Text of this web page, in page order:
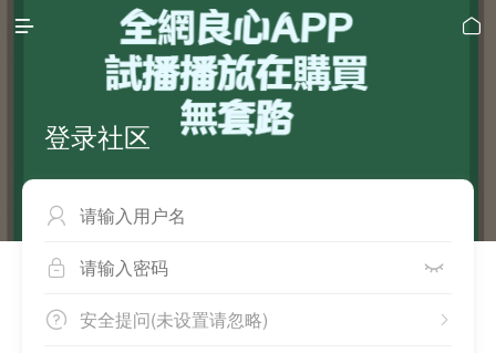
 
登录社区

 
 
安全提问(未设置请忽略)